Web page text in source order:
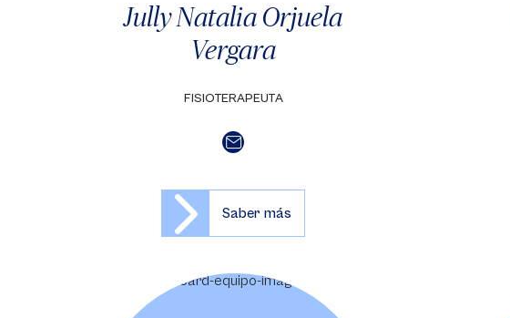
Jully Natalia Orjuela
Vergara
FISIOTERAPEUTA
Saber más